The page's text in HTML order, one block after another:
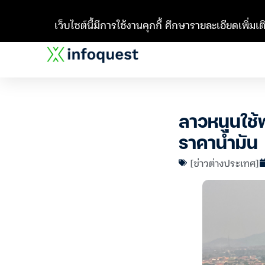
ลาวหนุนใ
ราคาน้ำมัน
[ข่าวต่างประเทศ]
เว็บไซต์นี้มีการใช้งานคุกกี้ ศึกษารายละเอียดเพิ่ม